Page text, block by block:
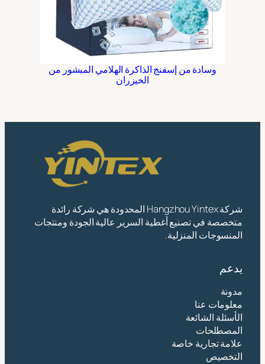
وسادة من إسفنج الذاكرة الهلامي المبشور من
الخيزران
شركة Hangzhou Yintex المحدودة هي شركة رائدة
متخصصة في تصنيع أغطية السرير عالية الجودة ومنتجات
المنسوجات المنزلية.
يدعم
مدونة
معلومات عنا
الأسئلة الشائعة
المصطلحات
علامة تجارية خاصة
التخصيص